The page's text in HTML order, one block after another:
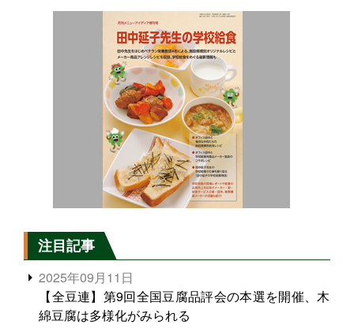
注目記事
2025年09月11日
【全豆連】第9回全国豆腐品評会の本選を開催、木
綿豆腐は多様化がみられる